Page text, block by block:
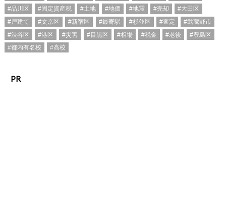
#品川区
#固定資産税 #土地 #地価 #地震 #売却
#大田区
#戸建て
#文京区 #新宿区 #最寄駅 #杉並区 #査定
#武蔵野市
#渋谷区
#港区 #災害 #目黒区 #相場 #税金 #老後
#豊島区
#都内有名校
#高校
PR